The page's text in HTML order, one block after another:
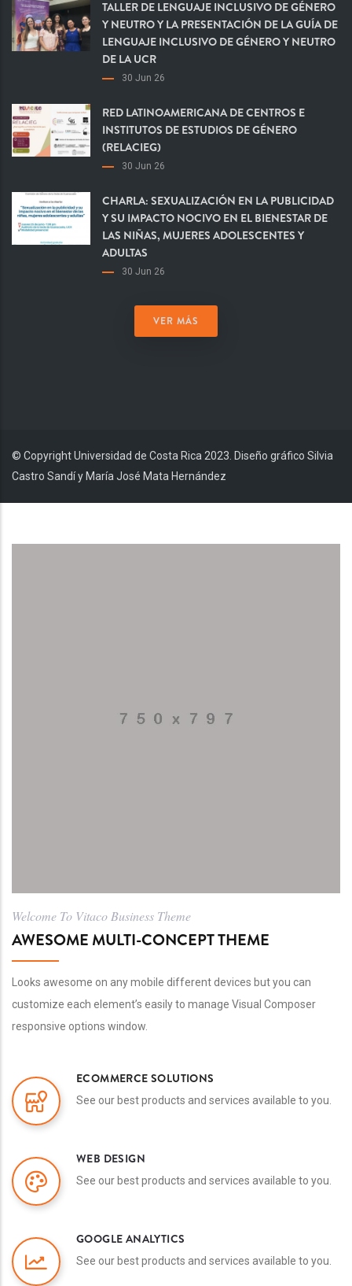
TALLER DE LENGUAJE INCLUSIVO DE GÉNERO
Y NEUTRO Y LA PRESENTACIÓN DE LA GUÍA DE
LENGUAJE INCLUSIVO DE GÉNERO Y NEUTRO
DE LA UCR
30 Jun 26
RED LATINOAMERICANA DE CENTROS E
INSTITUTOS DE ESTUDIOS DE GÉNERO
(RELACIEG)
30 Jun 26
CHARLA: SEXUALIZACIÓN EN LA PUBLICIDAD
Y SU IMPACTO NOCIVO EN EL BIENESTAR DE
LAS NIÑAS, MUJERES ADOLESCENTES Y
ADULTAS
30 Jun 26
VER MÁS
© Copyright Universidad de Costa Rica 2023. Diseño gráfico Silvia
Castro Sandí y María José Mata Hernández
Welcome To Vitaco Business Theme
AWESOME MULTI-CONCEPT THEME
Looks awesome on any mobile different devices but you can
customize each element’s easily to manage Visual Composer
responsive options window.
ECOMMERCE SOLUTIONS
See our best products and services available to you.
WEB DESIGN
See our best products and services available to you.
GOOGLE ANALYTICS
See our best products and services available to you.